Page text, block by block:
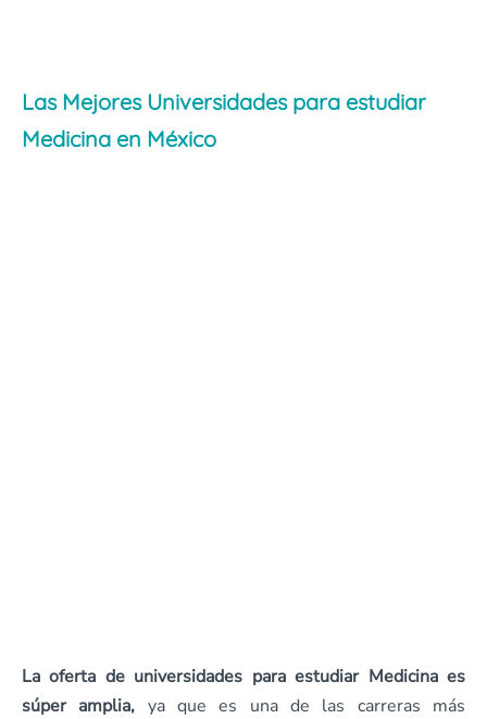
Las Mejores Universidades para estudiar
Medicina en México
La oferta de universidades para estudiar Medicina es
súper amplia, ya que es una de las carreras más